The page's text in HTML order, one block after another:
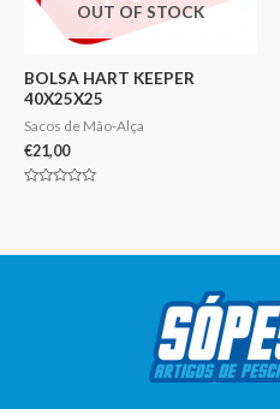
OUT OF STOCK
BOLSA HART KEEPER
40X25X25
Sacos de Mão-Alça
€21,00